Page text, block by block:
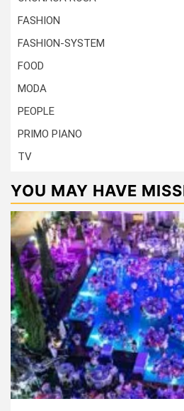
FASHION
FASHION-SYSTEM
FOOD
MODA
PEOPLE
PRIMO PIANO
TV
YOU MAY HAVE